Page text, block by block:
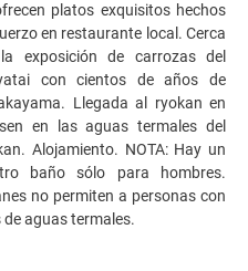
platos exquisitos hechos
en restaurante local. Cerca
exposición de carrozas del
con cientos de años de
Llegada al ryokan en
en las aguas termales del
Alojamiento. NOTA: Hay un
baño sólo para hombres.
no permiten a personas con
aguas termales.